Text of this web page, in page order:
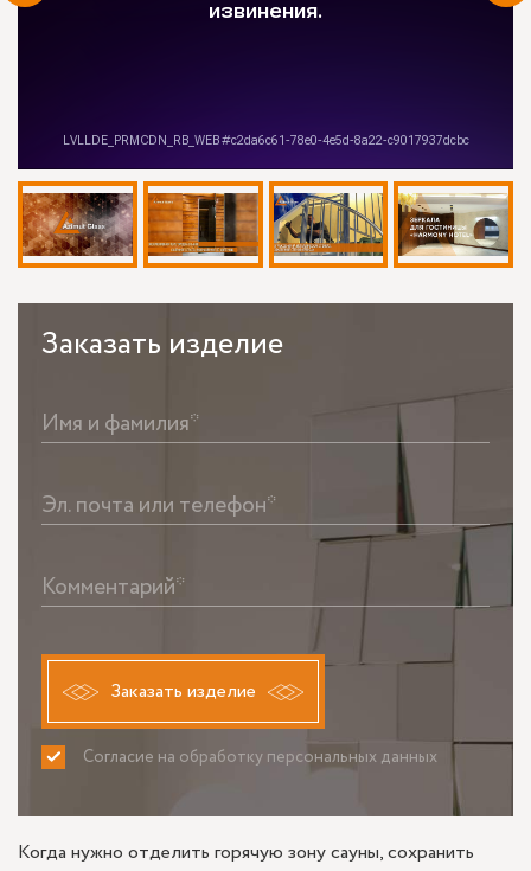
Заказать изделие
Имя и фамилия*
Эл. почта или телефон*
Комментарий*
Заказать изделие
Согласие на обработку персональных данных
ПРИНИМАЮ НЕ ПРИНИМАЮ
Когда нужно отделить горячую зону сауны, сохранить